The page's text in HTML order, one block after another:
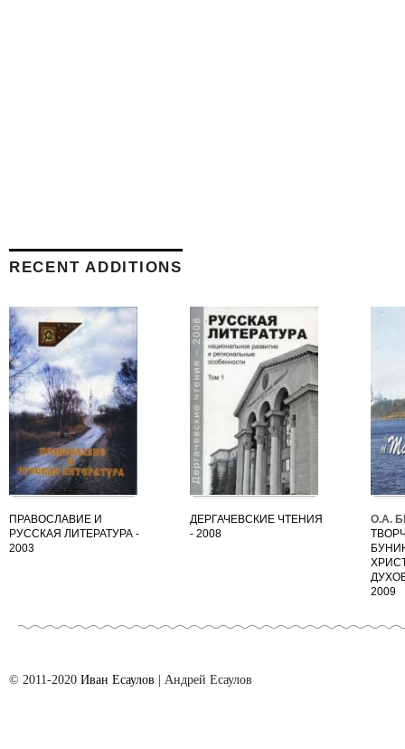
RECENT ADDITIONS
ПРАВОСЛАВИЕ И
РУССКАЯ ЛИТЕРАТУРА -
2003
ДЕРГАЧЕВСКИЕ ЧТЕНИЯ
- 2008
О.А.
2009
© 2011-2020 Иван Есаулов | Aндрей Есаулов